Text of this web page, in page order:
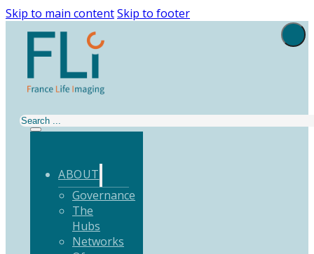
Skip to main contentSkip to footer
Search
ABOUT
Governance
The
Hubs
Networks